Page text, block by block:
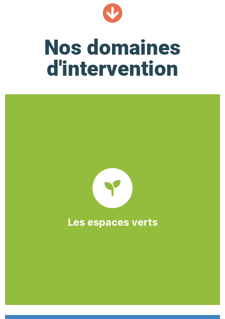
Nos domaines
d'intervention
Les espaces verts
paysager, l’association BASE propose et réalise
des interventions à la demande des entreprises et
collectivités locales.